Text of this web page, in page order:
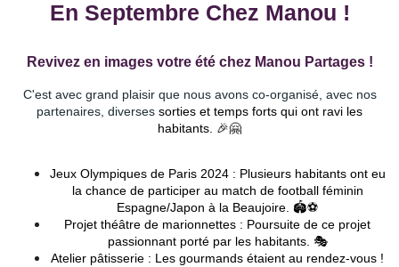
En Septembre Chez Manou !
Revivez en images votre été chez Manou Partages !
C'est avec grand plaisir que nous avons co-organisé, avec nos
partenaires, diverses sorties et temps forts qui ont ravi les
habitants. 🎉🤗
Jeux Olympiques de Paris 2024 : Plusieurs habitants ont eu
la chance de participer au match de football féminin
Espagne/Japon à la Beaujoire. 🏟️⚽
Projet théâtre de marionnettes : Poursuite de ce projet
passionnant porté par les habitants. 🎭
Atelier pâtisserie : Les gourmands étaient au rendez-vous !